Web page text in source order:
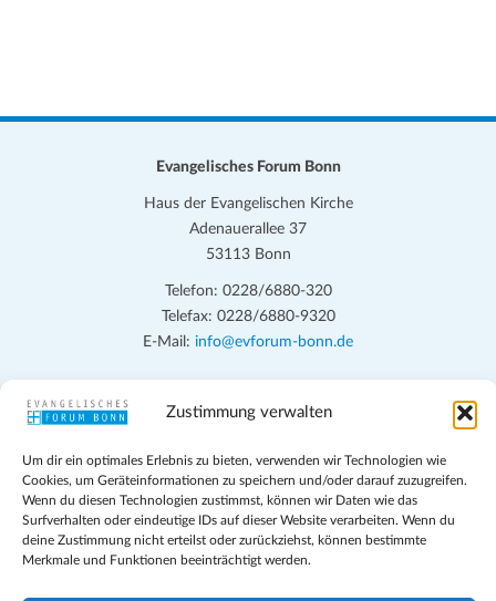
Zustimmung verwalten
Um dir ein optimales Erlebnis zu bieten, verwenden wir Technologien wie
Cookies, um Geräteinformationen zu speichern und/oder darauf zuzugreifen.
Wenn du diesen Technologien zustimmst, können wir Daten wie das
Surfverhalten oder eindeutige IDs auf dieser Website verarbeiten. Wenn du
deine Zustimmung nicht erteilst oder zurückziehst, können bestimmte
Merkmale und Funktionen beeinträchtigt werden.
Evangelisches Forum Bonn
Haus der Evangelischen Kirche
Adenauerallee 37
53113 Bonn
Telefon: 0228/6880-320
Telefax: 0228/6880-9320
E-Mail: info@evforum-bonn.de
Veranstaltungen und den Angeboten vor Ort auf Grundfragen des
eingehen, zu offener Begegnung und ehrlicher Auseinandersetzung
anregen und mithelfen, aus der Verheißung des Evangeliums heraus
im individuellen und gesellschaftlichen Leben verantwortlich zu
denken, zu reden und zu handeln.